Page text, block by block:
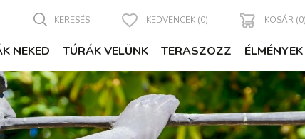
NEKED TÚRÁK VELÜNK TERASZOZZ ÉLMÉNYEK
KERESÉS KEDVENCEK (0) KOSÁR (0)